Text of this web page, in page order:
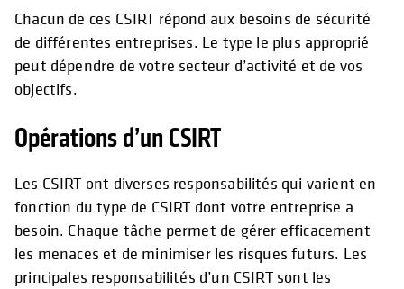
Chacun de ces CSIRT répond aux besoins de sécurité
de différentes entreprises. Le type le plus approprié
peut dépendre de votre secteur d’activité et de vos
objectifs.
Opérations d’un CSIRT
Les CSIRT ont diverses responsabilités qui varient en
fonction du type de CSIRT dont votre entreprise a
besoin. Chaque tâche permet de gérer efficacement
les menaces et de minimiser les risques futurs. Les
principales responsabilités d’un CSIRT sont les